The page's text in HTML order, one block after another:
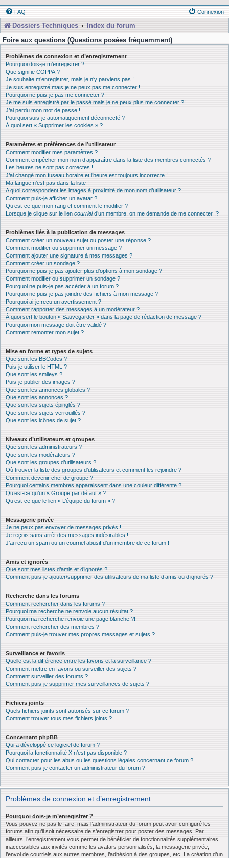
FAQ Connexion
Dossiers Techniques
Index du forum
Foire aux questions (Questions posées fréquemment)
Problèmes de connexion et d’enregistrement
Pourquoi dois-je m’enregistrer ?
Que signifie COPPA ?
Je souhaite m’enregistrer, mais je n’y parviens pas !
Je suis enregistré mais je ne peux pas me connecter !
Pourquoi ne puis-je pas me connecter ?
Je me suis enregistré par le passé mais je ne peux plus me connecter ?!
J’ai perdu mon mot de passe !
Pourquoi suis-je automatiquement déconnecté ?
À quoi sert « Supprimer les cookies » ?
Paramètres et préférences de l’utilisateur
Comment modifier mes paramètres ?
Comment empêcher mon nom d’apparaître dans la liste des membres connectés ?
Les heures ne sont pas correctes !
J’ai changé mon fuseau horaire et l’heure est toujours incorrecte !
Ma langue n’est pas dans la liste !
A quoi correspondent les images à proximité de mon nom d’utilisateur ?
Comment puis-je afficher un avatar ?
Qu’est-ce que mon rang et comment le modifier ?
Lorsque je clique sur le lien courrield’un membre, on me demande de me connecter !?
Problèmes liés à la publication de messages
Comment créer un nouveau sujet ou poster une réponse ?
Comment modifier ou supprimer un message ?
Comment ajouter une signature à mes messages ?
Comment créer un sondage ?
Pourquoi ne puis-je pas ajouter plus d’options à mon sondage ?
Comment modifier ou supprimer un sondage ?
Pourquoi ne puis-je pas accéder à un forum ?
Pourquoi ne puis-je pas joindre des fichiers à mon message ?
Pourquoi ai-je reçu un avertissement ?
Comment rapporter des messages à un modérateur ?
À quoi sert le bouton « Sauvegarder » dans la page de rédaction de message ?
Pourquoi mon message doit être validé ?
Comment remonter mon sujet ?
Mise en forme et types de sujets
Que sont les BBCodes ?
Puis-je utiliser le HTML ?
Que sont les smileys ?
Puis-je publier des images ?
Que sont les annonces globales ?
Que sont les annonces ?
Que sont les sujets épinglés ?
Que sont les sujets verrouillés ?
Que sont les icônes de sujet ?
Niveaux d’utilisateurs et groupes
Que sont les administrateurs ?
Que sont les modérateurs ?
Que sont les groupes d’utilisateurs ?
Où trouver la liste des groupes d’utilisateurs et comment les rejoindre ?
Comment devenir chef de groupe ?
Pourquoi certains membres apparaissent dans une couleur différente ?
Qu’est-ce qu’un « Groupe par défaut » ?
Qu’est-ce que le lien « L’équipe du forum » ?
Messagerie privée
Je ne peux pas envoyer de messages privés !
Je reçois sans arrêt des messages indésirables !
J’ai reçu un spam ou un courriel abusif d’un membre de ce forum !
Amis et ignorés
Que sont mes listes d’amis et d’ignorés ?
Comment puis-je ajouter/supprimer des utilisateurs de ma liste d’amis ou d’ignorés ?
Recherche dans les forums
Comment rechercher dans les forums ?
Pourquoi ma recherche ne renvoie aucun résultat ?
Pourquoi ma recherche renvoie une page blanche ?!
Comment rechercher des membres ?
Comment puis-je trouver mes propres messages et sujets ?
Surveillance et favoris
Quelle est la différence entre les favoris et la surveillance ?
Comment mettre en favoris ou surveiller des sujets ?
Comment surveiller des forums ?
Comment puis-je supprimer mes surveillances de sujets ?
Fichiers joints
Quels fichiers joints sont autorisés sur ce forum ?
Comment trouver tous mes fichiers joints ?
Concernant phpBB
Qui a développé ce logiciel de forum ?
Pourquoi la fonctionnalité X n’est pas disponible ?
Qui contacter pour les abus ou les questions légales concernant ce forum ?
Comment puis-je contacter un administrateur du forum ?
Problèmes de connexion et d’enregistrement
Pourquoi dois-je m’enregistrer ?
Vous pouvez ne pas le faire, mais l’administrateur du forum peut avoir configuré les
forums afin qu’il soit nécessaire de s’enregistrer pour poster des messages. Par
ailleurs, l’enregistrement vous permet de bénéficier de fonctionnalités supplémentaires
inaccessibles aux invités comme les avatars personnalisés, la messagerie privée,
l’envoi de courriels aux autres membres, l’adhésion à des groupes, etc. La création d’un